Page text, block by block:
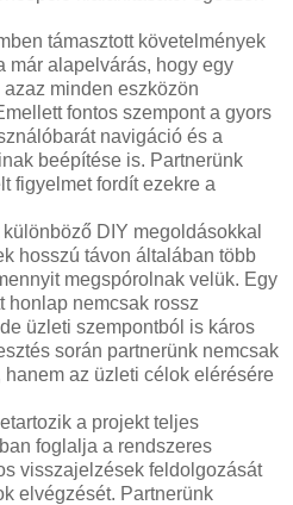
támasztott követelmények
már alapelvárás, hogy egy
minden eszközön
fontos szempont a gyors
navigáció és a
beépítése is. Partnerünk
figyelmet fordít ezekre a
DIY megoldásokkal
hosszú távon általában több
megspórolnak velük. Egy
honlap nemcsak rossz
üzleti szempontból is káros
során partnerünk nemcsak
az üzleti célok elérésére
a projekt teljes
foglalja a rendszeres
visszajelzések feldolgozását
elvégzését. Partnerünk